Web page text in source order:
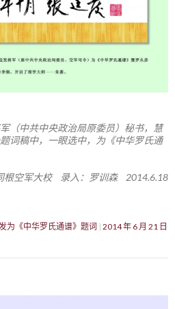
（中共中央政治局原委员）秘书，慧
词稿中，一眼选中，为《中华罗氏通
根空军大校 录入：罗训森 2014.6.18
为《中华罗氏通谱》题词 2014 年 6 月 21 日